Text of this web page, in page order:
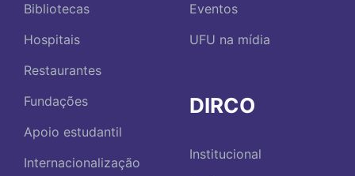
Bibliotecas
Hospitais
Restaurantes
Fundações
Apoio estudantil
Internacionalização
Eventos
UFU na mídia
DIRCO
Institucional